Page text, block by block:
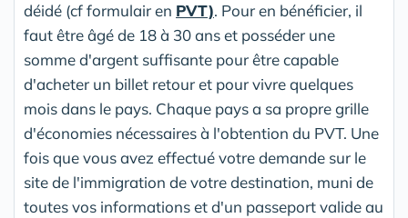
déidé (cf formulair en PVT). Pour en bénéficier, il
faut être âgé de 18 à 30 ans et posséder une
somme d'argent suffisante pour être capable
d'acheter un billet retour et pour vivre quelques
mois dans le pays. Chaque pays a sa propre grille
d'économies nécessaires à l'obtention du PVT. Une
fois que vous avez effectué votre demande sur le
site de l'immigration de votre destination, muni de
toutes vos informations et d'un passeport valide au